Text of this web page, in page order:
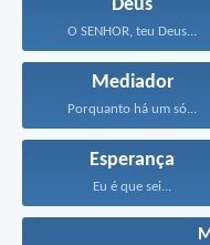
Deus
O SENHOR, teu Deus...
Mediador
Porquanto há um só...
Esperança
Eu é que sei...